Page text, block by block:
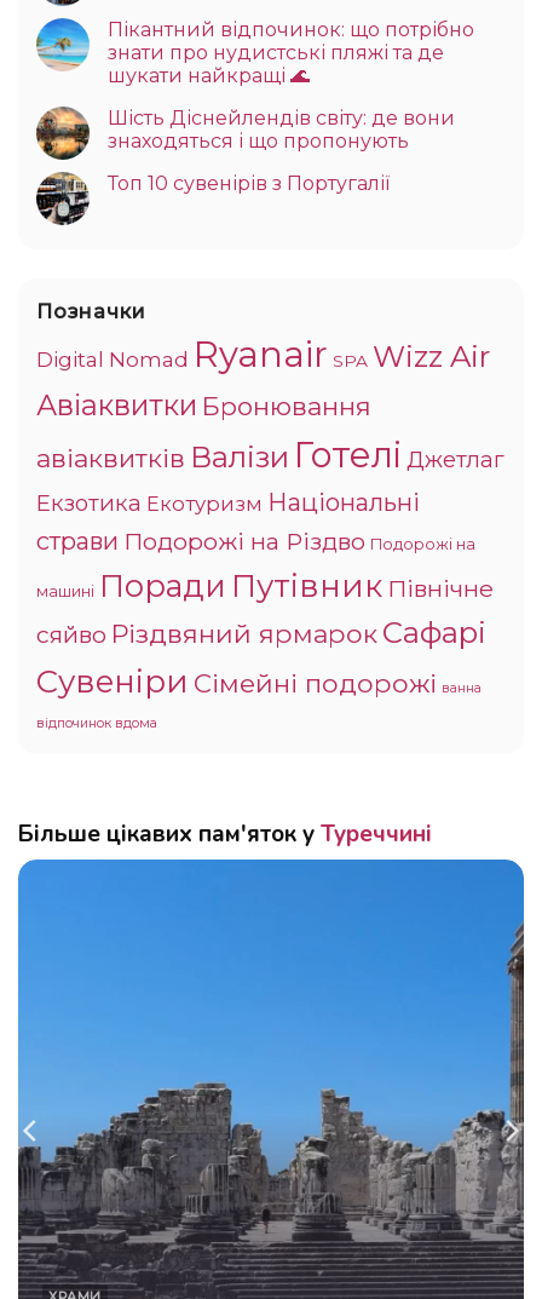
Пікантний відпочинок: що потрібно
знати про нудистські пляжі та де
шукати найкращі 🌊
Шість Діснейлендів світу: де вони
знаходяться і що пропонують
Топ 10 сувенірів з Португалії
Позначки
Digital Nomad Ryanair SPA Wizz Air
Авіаквитки Бронювання
авіаквитків Валізи Готелі Джетлаг
Екзотика Екотуризм Національні
страви Подорожі на Різдво Подорожі на
машині Поради Путівник Північне
сяйво Різдвяний ярмарокСафарі
Сувеніри Сімейні подорожі ванна
відпочинок вдома
Більше цікавих пам'яток уТуреччині